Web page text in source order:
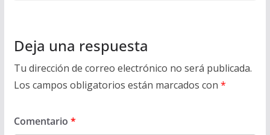
Deja una respuesta
Tu dirección de correo electrónico no será publicada.
Los campos obligatorios están marcados con *
Comentario *